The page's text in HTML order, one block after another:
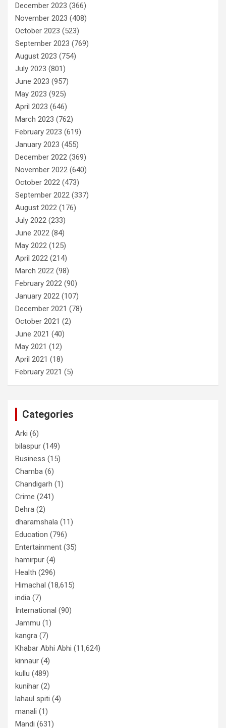
December 2023 (366)
November 2023 (408)
October 2023 (523)
September 2023 (769)
August 2023 (754)
July 2023 (801)
June 2023 (957)
May 2023 (925)
April 2023 (646)
March 2023 (762)
February 2023 (619)
January 2023 (455)
December 2022 (369)
November 2022 (640)
October 2022 (473)
September 2022 (337)
August 2022 (176)
July 2022 (233)
June 2022 (84)
May 2022 (125)
April 2022 (214)
March 2022 (98)
February 2022 (90)
January 2022 (107)
December 2021 (78)
October 2021 (2)
June 2021 (40)
May 2021 (12)
April 2021 (18)
February 2021 (5)
Categories
Arki (6)
bilaspur (149)
Business (15)
Chamba (6)
Chandigarh (1)
Crime (241)
Dehra (2)
dharamshala (11)
Education (796)
Entertainment (35)
hamirpur (4)
Health (296)
Himachal (18,615)
india (7)
International (90)
Jammu (1)
kangra (7)
Khabar Abhi Abhi (11,624)
kinnaur (4)
kullu (489)
kunihar (2)
lahaul spiti (4)
manali (1)
Mandi (631)